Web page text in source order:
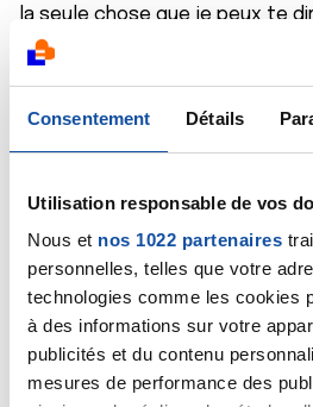
Consentement Détails
Utilisation responsable de vos
Nous et nos 1022 partenaires
personnelles, telles que votre
technologies comme les cookies
à des informations sur votre
publicités et du contenu
mesures de performance des
la seule chose que je peux te
comprends, j'a moi même
comportement mais mes amis
je l'était et ont tous fais pour
fais pas de soucis, il
Courage à toi !
Citer